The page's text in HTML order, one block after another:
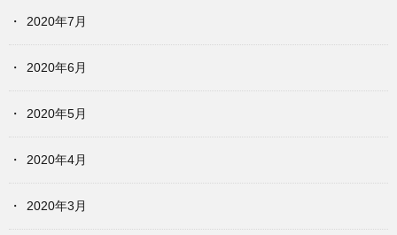
2020年7月
2020年6月
2020年5月
2020年4月
2020年3月